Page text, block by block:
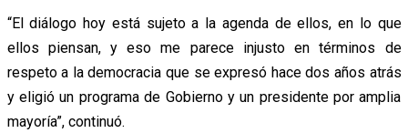
“El diálogo hoy está sujeto a la agenda de ellos, en lo que
ellos piensan, y eso me parece injusto en términos de
respeto a la democracia que se expresó hace dos años atrás
y eligió un programa de Gobierno y un presidente por amplia
mayoría”, continuó.